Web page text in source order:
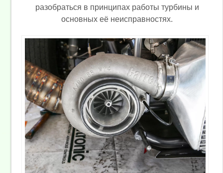
разобраться в принципах работы турбины и
основных её неисправностях.